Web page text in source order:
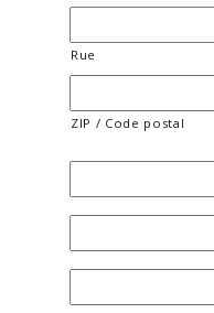
Rue
ZIP / Code postal